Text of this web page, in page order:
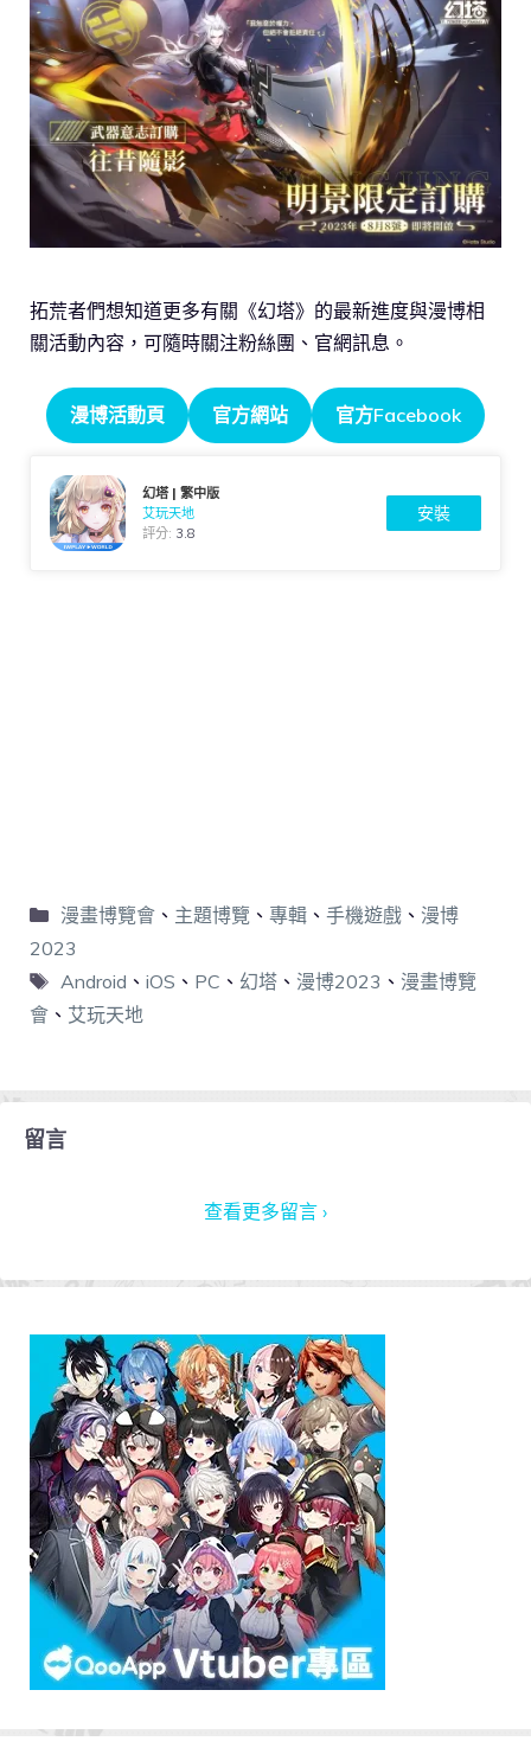
拓荒者們想知道更多有關《幻塔》的最新進度與漫博相
關活動內容，可隨時關注粉絲團、官網訊息。
漫博活動頁 官方網站 官方Facebook
幻塔 | 繁中版
艾玩天地
評分: 3.8
安裝
漫畫博覽會、 主題博覽 、 專輯、 手機遊戲、 漫博
2023
Android 、 iOS 、 PC 、 幻塔、 漫博2023 、 漫畫博覽
會 、 艾玩天地
留言
查看更多留言 ›